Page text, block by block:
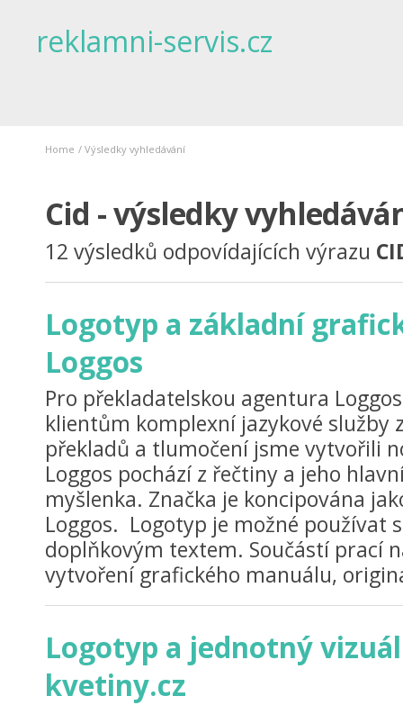
reklamni-servis.cz
Home / Výsledky vyhledávání
Cid - výsledky
12 výsledků odpovídajících výrazu
Logotyp a základní
Loggos
Pro překladatelskou agentura
klientům komplexní jazykové služby
překladů a tlumočení jsme vytvořili
Loggos pochází z řečtiny a jeho
myšlenka. Značka je koncipována
Loggos. Logotyp je možné používat
doplňkovým textem. Součástí prací
vytvoření grafického manuálu,
Logotyp a jednotný
kvetiny.cz